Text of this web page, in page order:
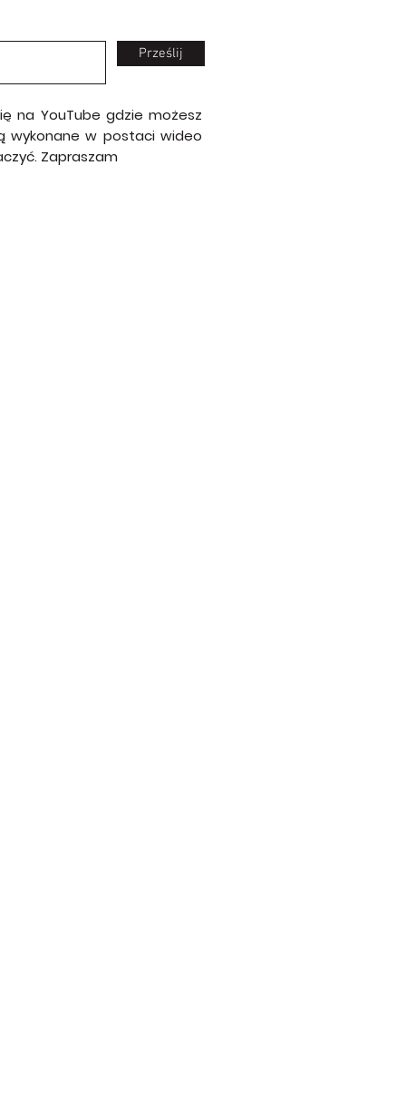
Prześlij
na YouTube gdzie możesz
wykonane w postaci wideo
Zapraszam